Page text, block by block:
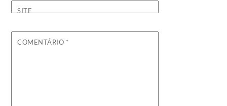
SITE
COMENTÁRIO *